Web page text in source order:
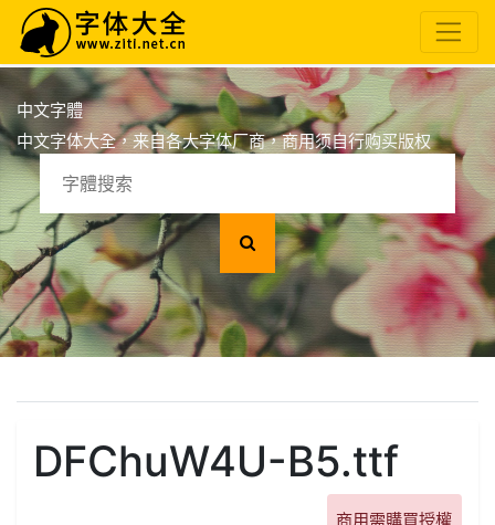
中文字體
中文字体大全，来自各大字体厂商，商用须自行购买版权
DFChuW4U-B5.ttf
商用需購買授權